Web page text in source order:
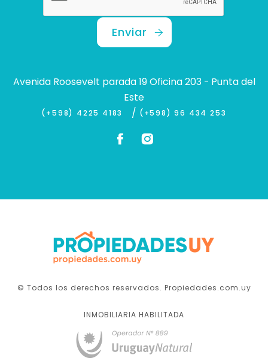
Enviar
Avenida Roosevelt parada 19 Oficina 203 - Punta del
Este
(+598) 4225 4183 / (+598) 96 434 253
© Todos los derechos reservados. Propiedades.com.uy
INMOBILIARIA HABILITADA